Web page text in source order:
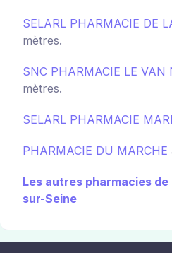
SELARL PHARMACIE DE
mètres.
SNC PHARMACIE LE VAN
mètres.
SELARL PHARMACIE
PHARMACIE DU MARCHE
Les autres pharmacies
sur-Seine